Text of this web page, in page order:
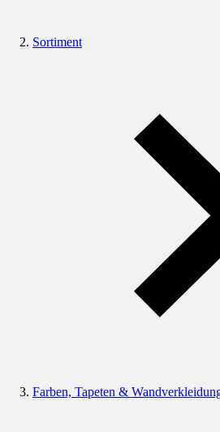
Sortiment
Farben, Tapeten &